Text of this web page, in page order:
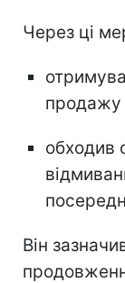
Через ці
продажу
обходив
Він